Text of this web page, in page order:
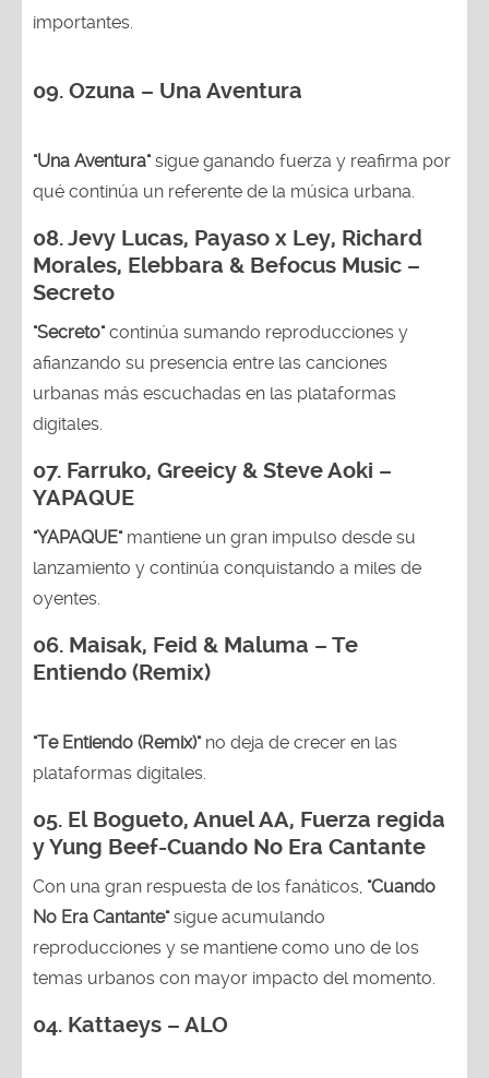
importantes.
09. Ozuna – Una Aventura
"Una Aventura"sigue ganando fuerza y reafirma por
qué continúa un referente de la música urbana.
08. Jevy Lucas, Payaso x Ley, Richard
Morales, Elebbara & Befocus Music –
Secreto
"Secreto"continúa sumando reproducciones y
afianzando su presencia entre las canciones
urbanas más escuchadas en las plataformas
digitales.
07. Farruko, Greeicy & Steve Aoki –
YAPAQUE
"YAPAQUE"mantiene un gran impulso desde su
lanzamiento y continúa conquistando a miles de
oyentes.
06. Maisak, Feid & Maluma – Te
Entiendo (Remix)
"Te Entiendo (Remix)"no deja de crecer en las
plataformas digitales.
05. El Bogueto, Anuel AA, Fuerza regida
y Yung Beef-Cuando No Era Cantante
Con una gran respuesta de los fanáticos, "Cuando
No Era Cantante"sigue acumulando
reproducciones y se mantiene como uno de los
temas urbanos con mayor impacto del momento.
04. Kattaeys – ALO